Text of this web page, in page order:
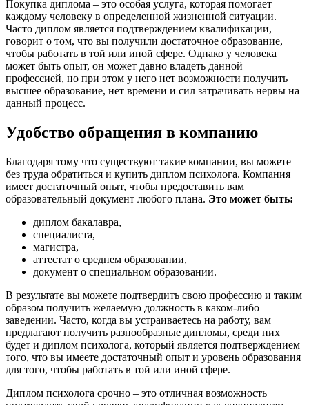
Покупка диплома – это особая услуга, которая помогает
каждому человеку в определенной жизненной ситуации.
Часто диплом является подтверждением квалификации,
говорит о том, что вы получили достаточное образование,
чтобы работать в той или иной сфере. Однако у человека
может быть опыт, он может давно владеть данной
профессией, но при этом у него нет возможности получить
высшее образование, нет времени и сил затрачивать нервы на
данный процесс.
Удобство обращения в компанию
Благодаря тому что существуют такие компании, вы можете
без труда обратиться и купить диплом психолога. Компания
имеет достаточный опыт, чтобы предоставить вам
образовательный документ любого плана. Это может быть:
диплом бакалавра,
специалиста,
магистра,
аттестат о среднем образовании,
документ о специальном образовании.
В результате вы можете подтвердить свою профессию и таким
образом получить желаемую должность в каком-либо
заведении. Часто, когда вы устраиваетесь на работу, вам
предлагают получить разнообразные дипломы, среди них
будет и диплом психолога, который является подтверждением
того, что вы имеете достаточный опыт и уровень образования
для того, чтобы работать в той или иной сфере.
Диплом психолога срочно – это отличная возможность